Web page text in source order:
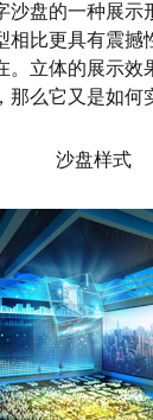
沙盘的一种展示
相比更具有震撼
。立体的展示效
那么它又是如何
沙盘样式
问
百